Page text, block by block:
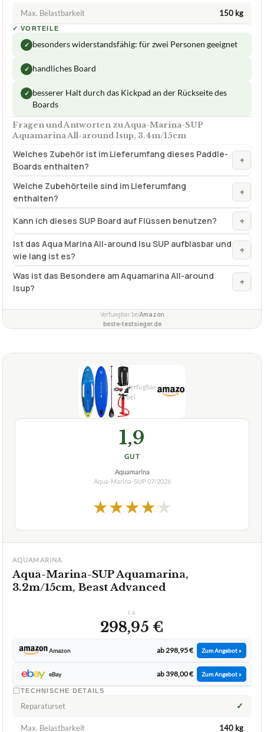
Max. Belastbarkeit 150 kg
✓ VORTEILE
✓ besonders widerstandsfähig: für zwei Personen geeignet
✓ handliches Board
✓ besserer Halt durch das Kickpad an der Rückseite des
Boards
Fragen und Antworten zu Aqua-Marina-SUP
Aquamarina All-around Isup, 3.4m/15cm
Welches Zubehör ist im Lieferumfang dieses Paddle-
Boards enthalten?
+
Welche Zubehörteile sind im Lieferumfang
enthalten?
+
Kann ich dieses SUP Board auf Flüssen benutzen? +
Ist das Aqua Marina All-around Isu SUP aufblasbar und
wie lang ist es?
+
Was ist das Besondere am Aquamarina All-around
Isup?
+
Verfuegbar beiAmazon
beste-testsieger.de
1,9
GUT
Aquamarina
Aqua-Marina-SUP 07/2026
★★★★★
AQUAMARINA
Aqua-Marina-SUP Aquamarina,
3.2m/15cm, Beast Advanced
ca.
298,95 €
Amazon ab 298,95 € Zum Angebot »
eBay ab 398,00 € Zum Angebot »
TECHNISCHE DETAILS
Reparaturset ✓
Max. Belastbarkeit 140 kg